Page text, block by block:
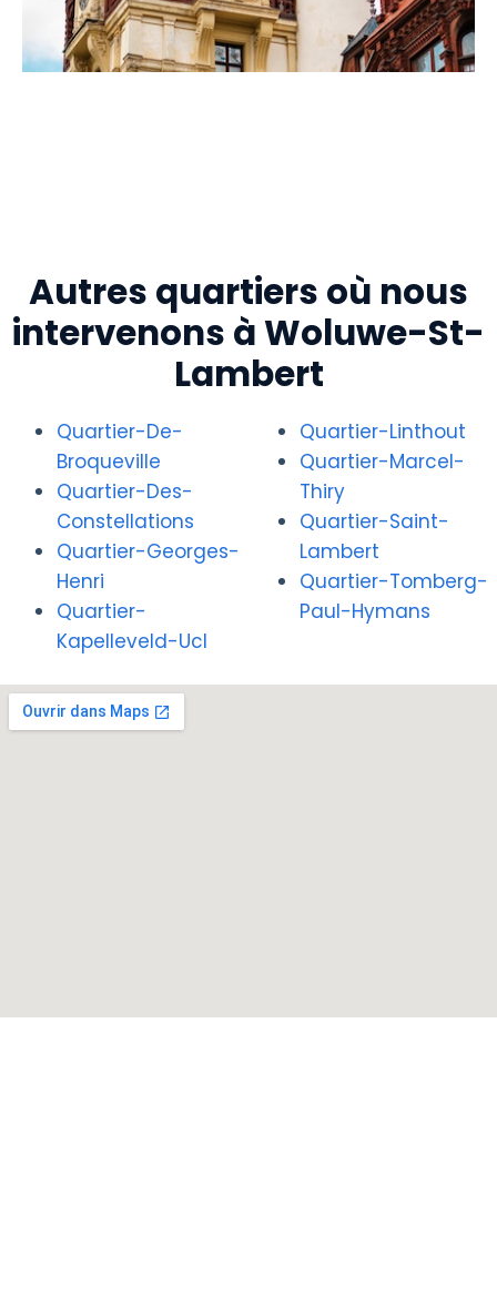
Autres quartiers où nous
intervenons à Woluwe-St-
Lambert
Quartier-De-
Broqueville
Quartier-Des-
Constellations
Quartier-Georges-
Henri
Quartier-
Kapelleveld-Ucl
Quartier-Linthout
Quartier-Marcel-
Thiry
Quartier-Saint-
Lambert
Quartier-Tomberg-
Paul-Hymans